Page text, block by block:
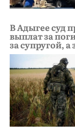
В Адыгее суд
выплат за
за супругой, а